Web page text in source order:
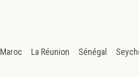
Maroc La Réunion Sénégal